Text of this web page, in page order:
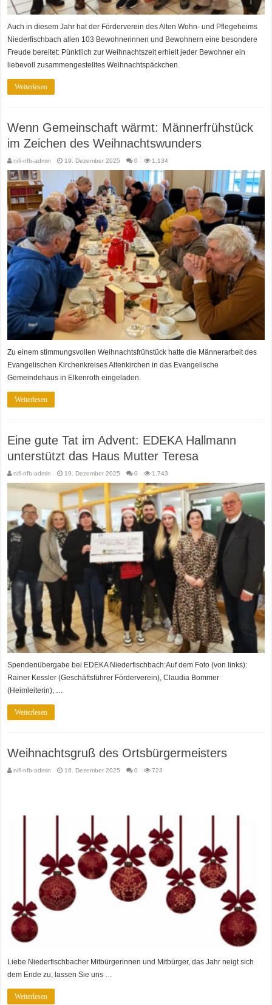
Auch in diesem Jahr hat der Förderverein des Alten Wohn- und Pflegeheims
Niederfischbach allen 103 Bewohnerinnen und Bewohnern eine besondere
Freude bereitet: Pünktlich zur Weihnachtszeit erhielt jeder Bewohner ein
liebevoll zusammengestelltes Weihnachtspäckchen.
Weiterlesen
Wenn Gemeinschaft wärmt: Männerfrühstück
im Zeichen des Weihnachtswunders
nifi-nfb-admin 19. Dezember 2025 0 1,134
Zu einem stimmungsvollen Weihnachtsfrühstück hatte die Männerarbeit des
Evangelischen Kirchenkreises Altenkirchen in das Evangelische
Gemeindehaus in Elkenroth eingeladen.
Weiterlesen
Eine gute Tat im Advent: EDEKA Hallmann
unterstützt das Haus Mutter Teresa
nifi-nfb-admin 19. Dezember 2025 0 1,743
Spendenübergabe bei EDEKA Niederfischbach:Auf dem Foto (von links):
Rainer Kessler (Geschäftsführer Förderverein), Claudia Bommer
(Heimleiterin), …
Weiterlesen
Weihnachtsgruß des Ortsbürgermeisters
nifi-nfb-admin 16. Dezember 2025 0 723
Liebe Niederfischbacher Mitbürgerinnen und Mitbürger, das Jahr neigt sich
dem Ende zu, lassen Sie uns …
Weiterlesen